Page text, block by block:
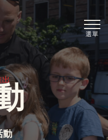
選單
出
動